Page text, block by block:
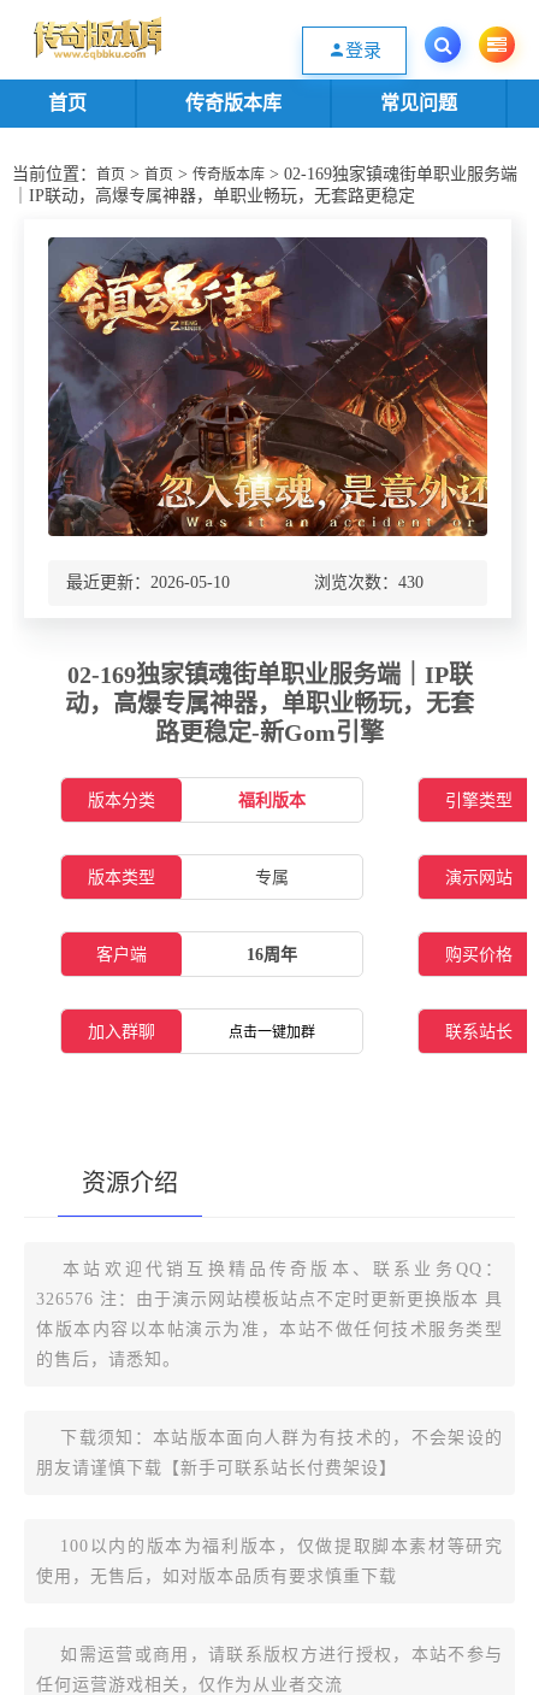
欢迎您光临传奇版本库资源下载站，一个优质的传奇版本源码基地。欢迎选购
登录
首页 传奇版本库 常见问题
当前位置： 首页 > 首页 > 传奇版本库 > 02-169独家镇魂街单职业服务端
｜IP联动，高爆专属神器，单职业畅玩，无套路更稳定
最近更新：2026-05-10 浏览次数： 430
02-169独家镇魂街单职业服务端｜IP联
动，高爆专属神器，单职业畅玩，无套
路更稳定-新Gom引擎
版本分类 福利版本 引擎类型
版本类型 专属 演示网站
客户端 16周年 购买价格
加入群聊 点击一键加群 联系站长
资源介绍
[复制版本链接]
本站欢迎代销互换精品传奇版本、联系业务QQ：
326576 注：由于演示网站模板站点不定时更新更换版本 具
体版本内容以本帖演示为准，本站不做任何技术服务类型
的售后，请悉知。
下载须知：本站版本面向人群为有技术的，不会架设的
朋友请谨慎下载【新手可联系站长付费架设】
100以内的版本为福利版本，仅做提取脚本素材等研究
使用，无售后，如对版本品质有要求慎重下载
如需运营或商用，请联系版权方进行授权，本站不参与
任何运营游戏相关，仅作为从业者交流